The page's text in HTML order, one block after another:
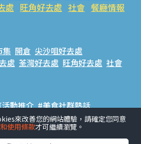
處 旺角好去處 社會 餐廳情報
集 開倉 尖沙咀好去處
處 荃灣好去處 旺角好去處 社會
動推介 #美食社群熱話
應用程式 #限時搶
商戶中心 #著數
來改善您的網站體驗，請確定您同意
使用條款才可繼續瀏覽。